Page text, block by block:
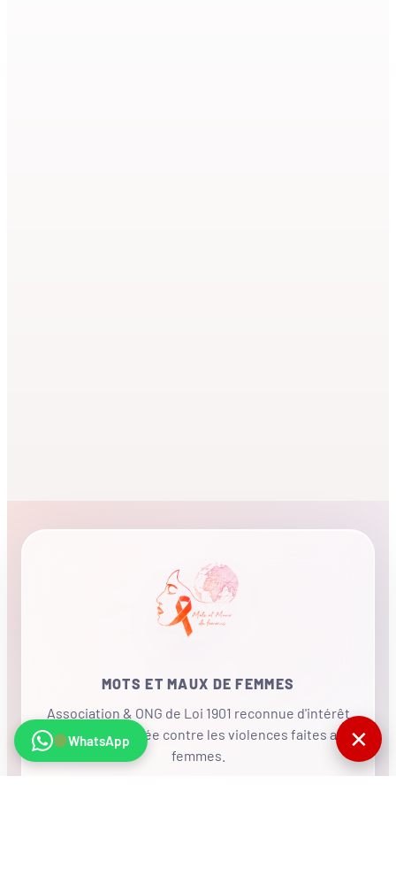
MOTS ET MAUX DE FEMMES
Association & ONG de Loi 1901 reconnue d'intérêt
général, mobilisée contre les violences faites aux
femmes.
WhatsApp ✕